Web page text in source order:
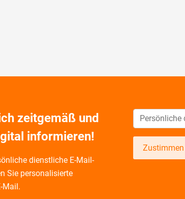
zeitgemäß und
informieren!
dienstliche E-Mail-
Sie personalisierte
Mail.
Zustimmen